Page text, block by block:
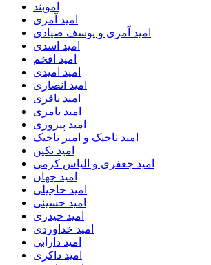
اموبند
امید آمری
امید آمری و یوسف صیادی
امید اسدی
امید افخم
امید امیدی
امید انصاری
امید باقری
امید بامری
امید پیروزی
امید تاجیک و امیر تاجیک
امید تکین
امید جعفری و الیاس کرمی
امید جهان
امید حاجیلی
امید حسینی
امید حیدری
امید خداوردی
امید دارابی
امید ذاکری